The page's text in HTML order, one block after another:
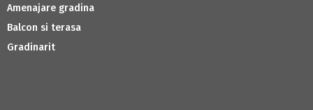
Amenajare gradina
Balcon si terasa
Gradinarit